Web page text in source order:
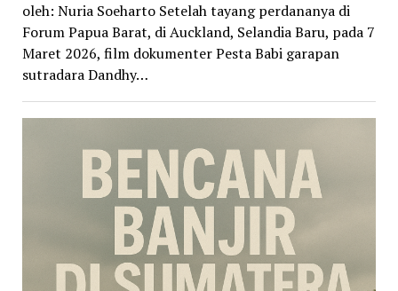
oleh: Nuria Soeharto Setelah tayang perdananya di
Forum Papua Barat, di Auckland, Selandia Baru, pada 7
Maret 2026, film dokumenter Pesta Babi garapan
sutradara Dandhy…